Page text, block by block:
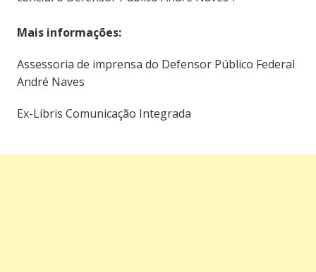
Mais informações:
Assessoria de imprensa do Defensor Público Federal
André Naves
Ex-Libris Comunicação Integrada